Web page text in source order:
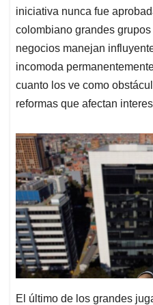
iniciativa nunca fue
colombiano grandes
negocios manejan
incomoda
cuanto los ve como
reformas que afectan
El último de los grandes